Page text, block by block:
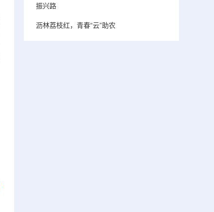
振兴路
沥林荔枝红，青春“云”助农